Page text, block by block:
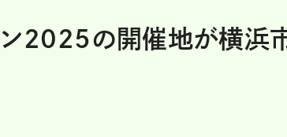
ン2025の開催地が横浜